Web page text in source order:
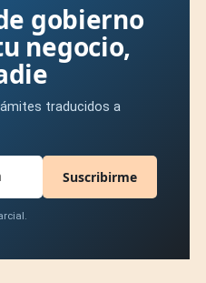
gobierno
negocio,
traducidos a
Suscribirme